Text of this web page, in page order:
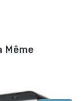
Même